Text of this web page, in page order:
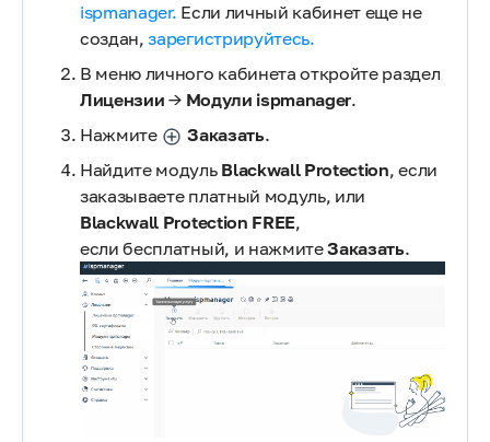
ispmanager. Если личный кабинет еще не
создан,зарегистрируйтесь.
В меню личного кабинета откройте раздел
Лицензии → Модули ispmanager.
Нажмите
Заказать.
Найдите модуль Blackwall Protection, если
заказываете платный модуль, или
Blackwall Protection FREE,
если бесплатный, и нажмитеЗаказать.